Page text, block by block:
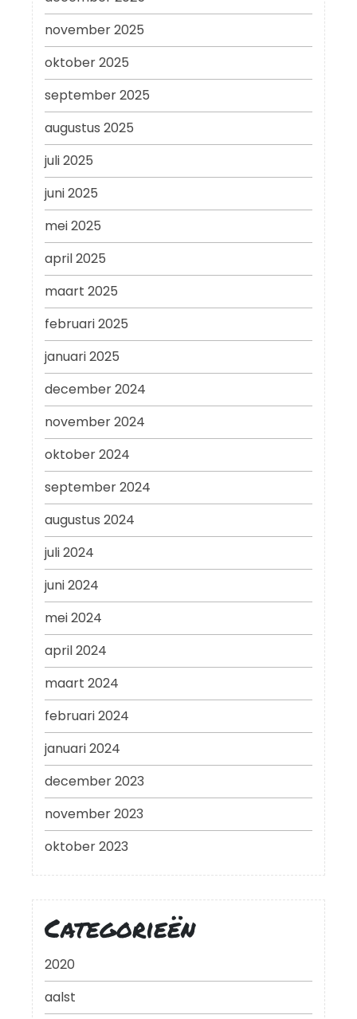
november 2025
oktober 2025
september 2025
augustus 2025
juli 2025
juni 2025
mei 2025
april 2025
maart 2025
februari 2025
januari 2025
december 2024
november 2024
oktober 2024
september 2024
augustus 2024
juli 2024
juni 2024
mei 2024
april 2024
maart 2024
februari 2024
januari 2024
december 2023
november 2023
oktober 2023
Categorieën
2020
aalst